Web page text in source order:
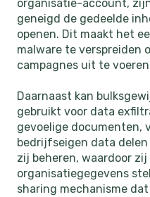
organisatie-account,
geneigd de gedeelde
openen. Dit maakt het
malware te verspreiden
campagnes uit te
Daarnaast kan
gebruikt voor data
gevoelige documenten,
bedrijfseigen data
zij beheren, waardoor
organisatiegegevens
sharing mechanisme